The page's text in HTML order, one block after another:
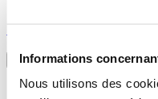
Informations
Nous utilisons des
Sélecteur de langue
Allemagne